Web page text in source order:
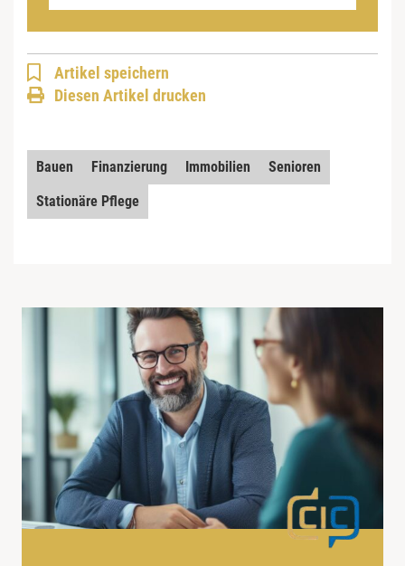
Artikel speichern
Diesen Artikel drucken
Bauen Finanzierung Immobilien
Senioren
Stationäre Pflege